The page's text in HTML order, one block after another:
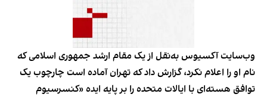
وب‌سایت آکسیوس به‌نقل از یک مقام ارشد جمهوری اسلامی که
نام او را اعلام نکرد، گزارش داد که تهران آماده است چارچوب یک
توافق هسته‌ای با ایالات متحده را بر پایه ایده «کنسرسیوم